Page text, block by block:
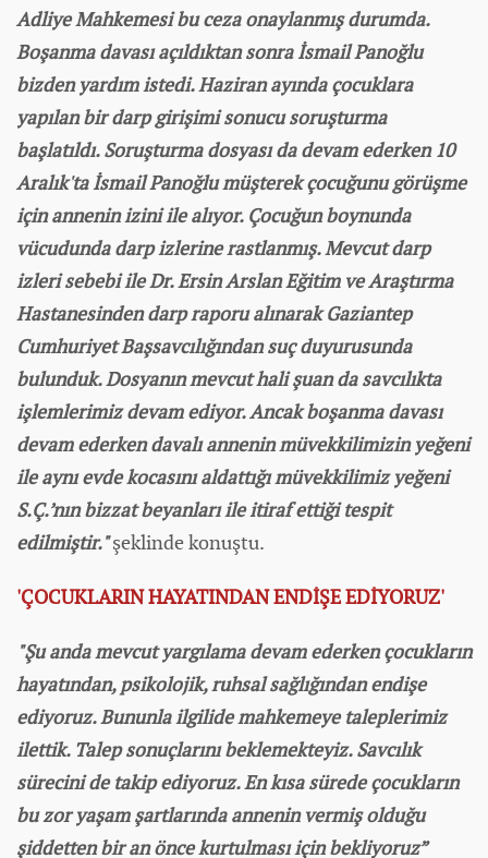
Adliye Mahkemesi bu ceza onaylanmış durumda.
Boşanma davası açıldıktan sonra İsmail Panoğlu
bizden yardım istedi. Haziran ayında çocuklara
yapılan bir darp girişimi sonucu soruşturma
başlatıldı. Soruşturma dosyası da devam ederken 10
Aralık'ta İsmail Panoğlu müşterek çocuğunu görüşme
için annenin izini ile alıyor. Çocuğun boynunda
vücudunda darp izlerine rastlanmış. Mevcut darp
izleri sebebi ile Dr. Ersin Arslan Eğitim ve Araştırma
Hastanesinden darp raporu alınarak Gaziantep
Cumhuriyet Başsavcılığından suç duyurusunda
bulunduk. Dosyanın mevcut hali şuan da savcılıkta
işlemlerimiz devam ediyor. Ancak boşanma davası
devam ederken davalı annenin müvekkilimizin yeğeni
ile aynı evde kocasını aldattığı müvekkilimiz yeğeni
S.Ç.’nın bizzat beyanları ile itiraf ettiği tespit
edilmiştir."şeklinde konuştu.
'ÇOCUKLARIN HAYATINDAN ENDİŞE EDİYORUZ'
"Şu anda mevcut yargılama devam ederken çocukların
hayatından, psikolojik, ruhsal sağlığından endişe
ediyoruz. Bununla ilgilide mahkemeye taleplerimiz
ilettik. Talep sonuçlarını beklemekteyiz. Savcılık
sürecini de takip ediyoruz. En kısa sürede çocukların
bu zor yaşam şartlarında annenin vermiş olduğu
şiddetten bir an önce kurtulması için bekliyoruz”